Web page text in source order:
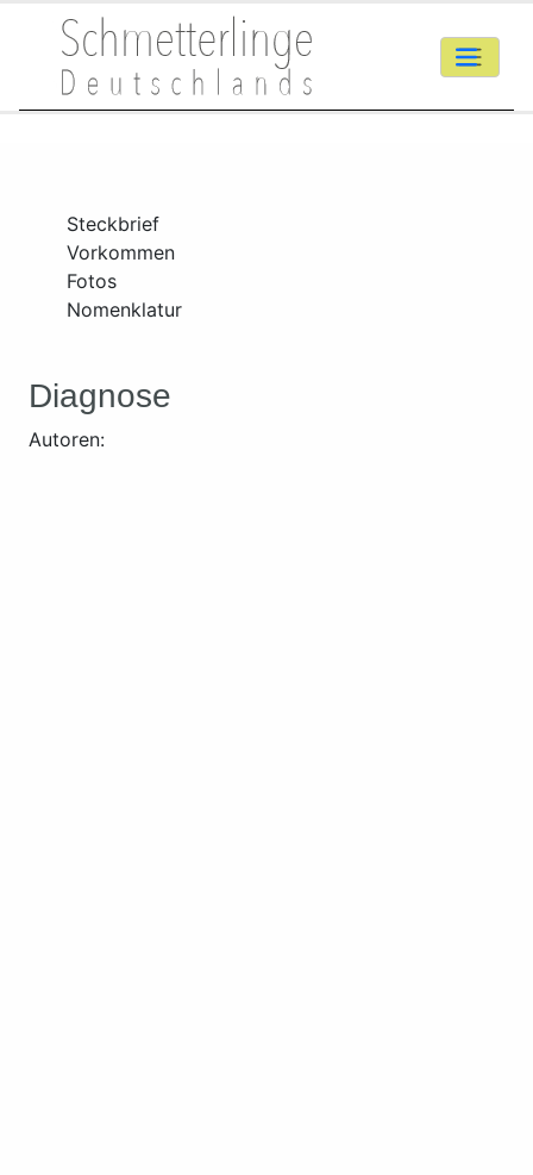
Steckbrief
Vorkommen
Fotos
Nomenklatur
Diagnose
Autoren: